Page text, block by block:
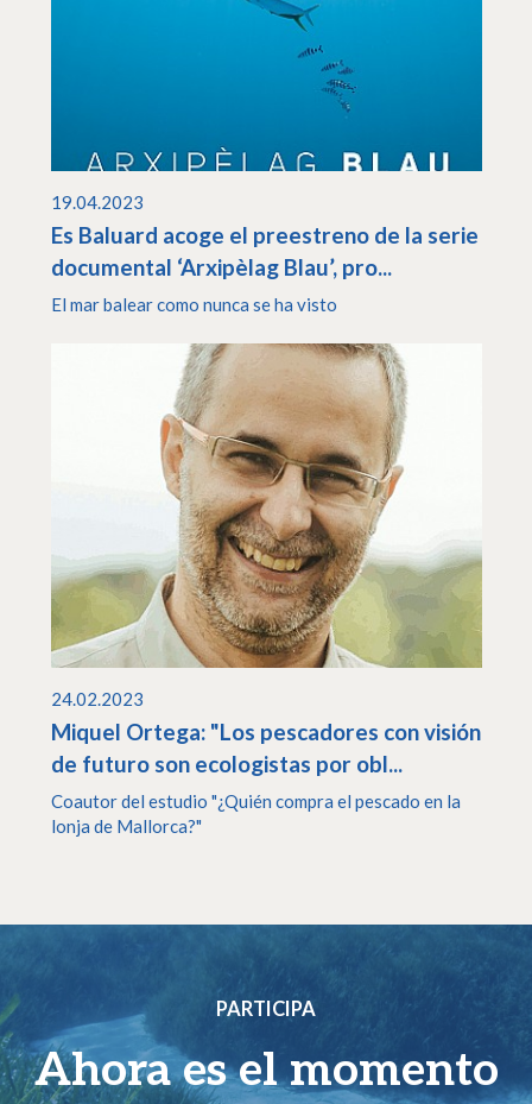
19.04.2023
Es Baluard acoge el preestreno de la serie
documental ‘Arxipèlag Blau’, pro...
El mar balear como nunca se ha visto
24.02.2023
Miquel Ortega: "Los pescadores con visión
de futuro son ecologistas por obl...
Coautor del estudio "¿Quién compra el pescado en la
lonja de Mallorca?"
PARTICIPA
Ahora es el momento